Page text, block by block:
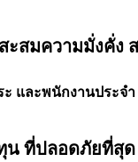
สมความมั่งคั่ง
และพนักงานประจ
น ที่ปลอดภัยที่สุ